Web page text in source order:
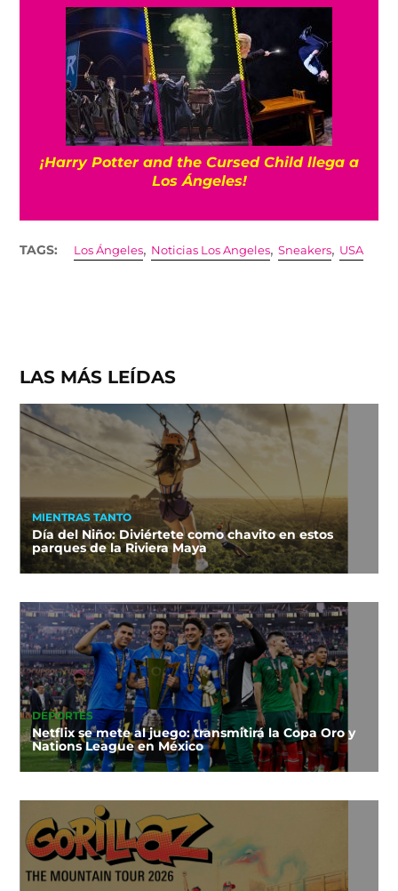
¡Harry Potter and the Cursed Child llega a
Los Ángeles!
TAGS: Los Ángeles, Noticias Los Angeles,Sneakers, USA
LAS MÁS LEÍDAS
MIENTRAS TANTO
Día del Niño: Diviértete como chavito en estos
parques de la Riviera Maya
DEPORTES
Netflix se mete al juego: transmitirá la Copa Oro y
Nations League en México